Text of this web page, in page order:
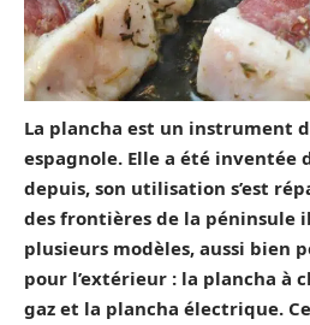
La plancha est un instrument
espagnole. Elle a été inventée
depuis, son utilisation s’est
des frontières de la péninsule
plusieurs modèles, aussi bien
pour l’extérieur : la plancha à
gaz et la plancha électrique.